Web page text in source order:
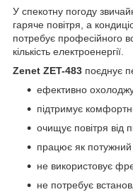
У спекотну погоду
гаряче повітря, а
потребує професійного
кількість електроенергії.
Zenet ZET-483 поєднує
ефективно
підтримує
очищує повітря від
працює як потужний
не використовує
не потребує